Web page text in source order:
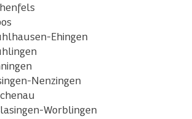
Ehingen
Nenzingen
Worblingen